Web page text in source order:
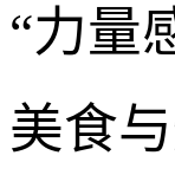
“力量
美食